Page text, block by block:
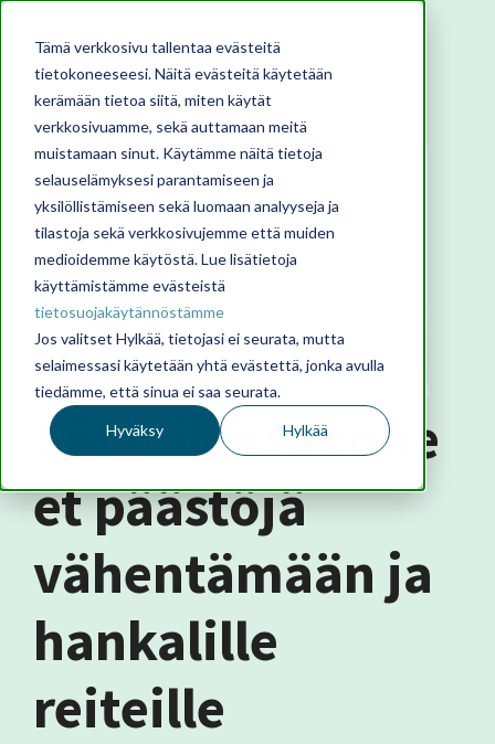
Tämä verkkosivu tallentaa evästeitä
tietokoneeseesi. Näitä evästeitä käytetään
kerämään tietoa siitä, miten käytät
verkkosivuamme, sekä auttamaan meitä
muistamaan sinut. Käytämme näitä tietoja
selauselämyksesi parantamiseen ja
yksilöllistämiseen sekä luomaan analyyseja ja
tilastoja sekä verkkosivujemme että muiden
medioidemme käytöstä. Lue lisätietoja
käyttämistämme evästeistä
tietosuojakäytännöstämme
Jos valitset Hylkää, tietojasi ei seurata, mutta
selaimessasi käytetään yhtä evästettä, jonka avulla
tiedämme, että sinua ei saa seurata.
Hyväksy Hylkää
Sähkölentokone
et päästöjä
vähentämään ja
hankalille
reiteille